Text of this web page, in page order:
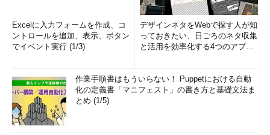
Excelに入力フォームを作成、コ
ントロールを追加、表示、ボタン
でイベント実行 (1/3)
デザインネタをWebで探す人が知
っておきたい、日ごろのネタ収集
と活用を効率化する4つのアプリ
作業手順書はもういらない！ Puppetにおける自動
化の定義書「マニフェスト」の書き方と基礎文法ま
とめ (1/5)